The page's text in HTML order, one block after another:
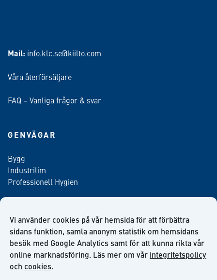
Vi använder cookies på vår hemsida för att förbättra
sidans funktion, samla anonym statistik om hemsidans
besök med Google Analytics samt för att kunna rikta vår
online marknadsföring. Läs mer om vår integritetspolicy
och cookies.
Mail: info.klc.se@kiilto.com
Våra återförsäljare
FAQ – Vanliga frågor & svar
GENVÄGAR
Bygg
Industrilim
Professionell Hygien
Anmäl dig till vårt nyhetsbrev